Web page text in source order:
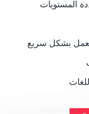
المستويات
يعمل بشكل سريع